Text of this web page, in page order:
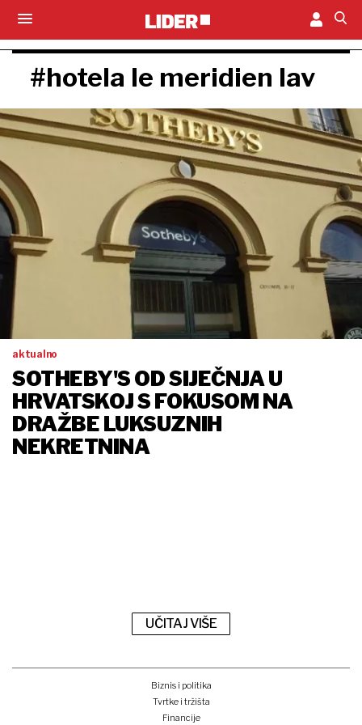
#hotela le meridien lav
aktualno
SOTHEBY'S OD SIJEČNJA U
HRVATSKOJ S FOKUSOM NA
DRAŽBE LUKSUZNIH
NEKRETNINA
UČITAJ VIŠE
Biznis i politika
Tvrtke i tržišta
Financije